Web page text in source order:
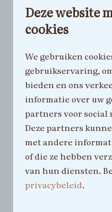
Leuke
Deze website
cookies
We gebruiken
gebruikservaring,
bieden en ons
informatie over uw
partners voor social
Deze partners
met andere
of die ze hebben
van hun diensten.
privacybeleid.